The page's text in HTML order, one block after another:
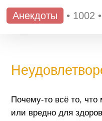
Анекдоты • 1002 •
Почему-то всё то, что
или вредно для